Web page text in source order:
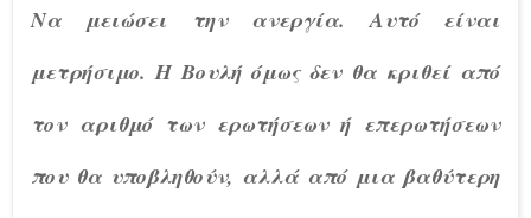
Να μειώσει την ανεργία. Αυτό είναι
μετρήσιμο. Η Βουλή όμως δεν θα κριθεί από
τον αριθμό των ερωτήσεων ή επερωτήσεων
που θα υποβληθούν, αλλά από μια βαθύτερη